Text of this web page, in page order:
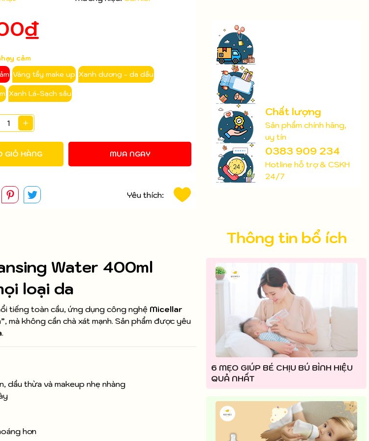
cảm
Vàng tẩy make up Xanh dương - da dầu
Xanh Lá-Sạch sâu
GIỎ HÀNG MUA NGAY
Yêu thích:
Chất lượng
Sản phẩm chính hãng,
uy tín
0383 909 234
Hotline hỗ trợ & CSKH
24/7
Water 400ml
loại da
tiếng toàn cầu, ứng dụng công nghệ Micellar
mà không cần chà xát mạnh. Sản phẩm được yêu
.
dầu thừa và makeup nhẹ nhàng
hơn
Thông tin bổ ích
6 MẸO GIÚP BÉ CHỊU BÚ BÌNH HIỆU
QUẢ NHẤT